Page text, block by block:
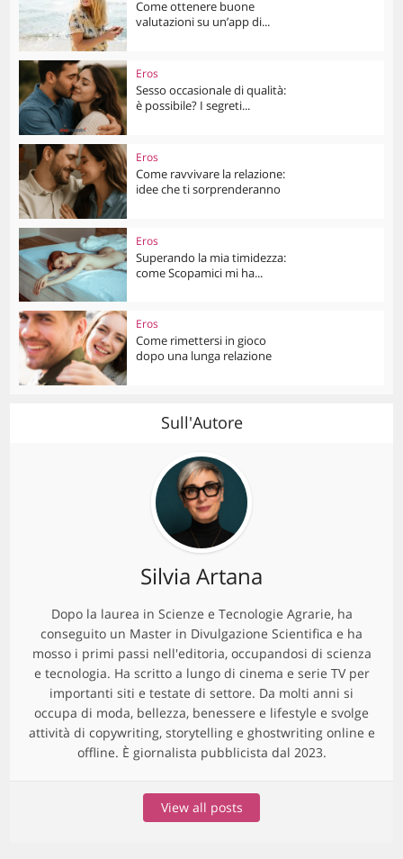
Come ottenere buone
valutazioni su un’app di...
Eros
Sesso occasionale di qualità:
è possibile? I segreti...
Eros
Come ravvivare la relazione:
idee che ti sorprenderanno
Eros
Superando la mia timidezza:
come Scopamici mi ha...
Eros
Come rimettersi in gioco
dopo una lunga relazione
Sull'Autore
Silvia Artana
Dopo la laurea in Scienze e Tecnologie Agrarie, ha
conseguito un Master in Divulgazione Scientifica e ha
mosso i primi passi nell'editoria, occupandosi di scienza
e tecnologia. Ha scritto a lungo di cinema e serie TV per
importanti siti e testate di settore. Da molti anni si
occupa di moda, bellezza, benessere e lifestyle e svolge
attività di copywriting, storytelling e ghostwriting online e
offline. È giornalista pubblicista dal 2023.
View all posts